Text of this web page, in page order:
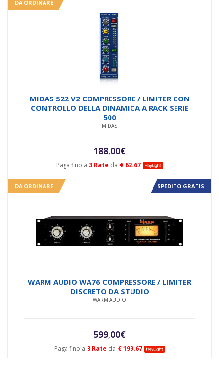
DA ORDINARE
Paga fino a 3 Rate da € 62.67
MIDAS 522 V2 COMPRESSORE / LIMITER CON
CONTROLLO DELLA DINAMICA A RACK SERIE
500
MIDAS
188,00€
DA ORDINARE SPEDITO GRATIS
Paga fino a 3 Rate da € 199.67
WARM AUDIO WA76 COMPRESSORE / LIMITER
DISCRETO DA STUDIO
WARM AUDIO
599,00€